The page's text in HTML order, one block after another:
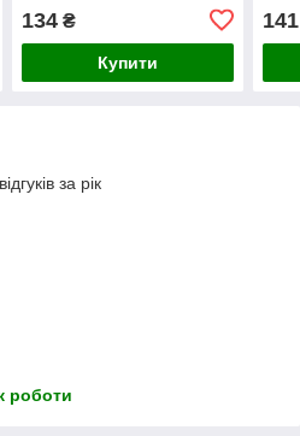
134₴
Купити
141
за рік
роботи